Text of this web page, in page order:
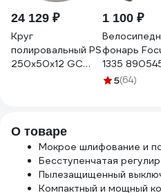
24 129 ₽
Круг
полировальный PS
250x50x12 GC
1 100 ₽
фонарь
1335
5(64)
О товаре
Мокрое шлифование и
Бесступенчатая
Пылезащищенный
Компактный и мощный